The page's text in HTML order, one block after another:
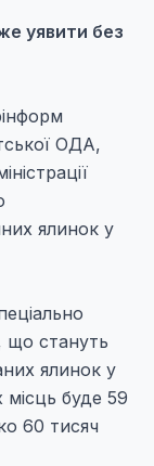
уявити без
ОДА,
ялинок у
що стануть
ялинок у
місць буде 59
60 тисяч